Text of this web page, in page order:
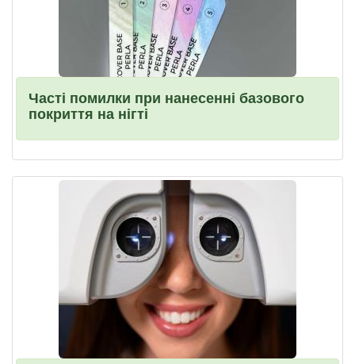
Часті помилки при нанесенні базового
покриття на нігті